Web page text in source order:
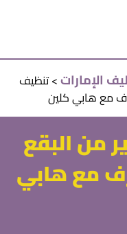
الإمارات>تنظيف
مع هابي كلين
من البقع
مع هابي